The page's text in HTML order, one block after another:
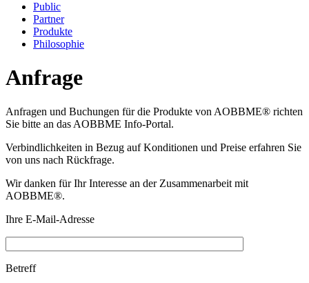
Public
Partner
Produkte
Philosophie
Anfrage
Anfragen und Buchungen für die Produkte von AOBBME® richten
Sie bitte an das AOBBME Info-Portal.
Verbindlichkeiten in Bezug auf Konditionen und Preise erfahren Sie
von uns nach Rückfrage.
Wir danken für Ihr Interesse an der Zusammenarbeit mit
AOBBME®.
Ihre E-Mail-Adresse
Betreff